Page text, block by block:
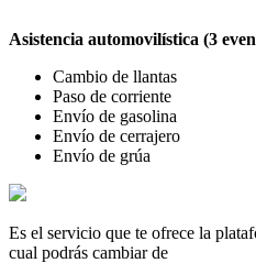
Asistencia automovilística (3
Cambio de llantas
Paso de corriente
Envío de gasolina
Envío de cerrajero
Envío de grúa
Es el servicio que te ofrece la
cual podrás cambiar de